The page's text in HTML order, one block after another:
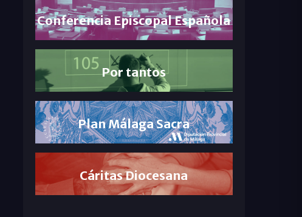
Conferencia Episcopal Española
Por tantos
Plan Málaga Sacra
Cáritas Diocesana